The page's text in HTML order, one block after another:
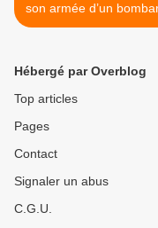
son armée d’un
stratégique à long
missions dans le
Hébergé par Overblog
Top articles
Pages
Contact
Signaler un abus
C.G.U.